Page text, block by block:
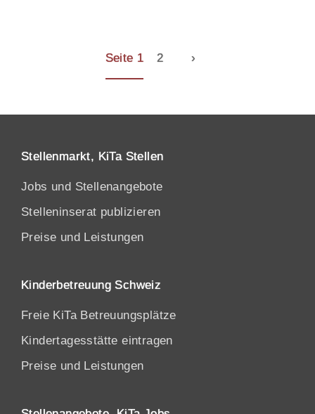
Seite 1 2 ›
Stellenmarkt, KiTa Stellen
Jobs und Stellenangebote
Stelleninserat publizieren
Preise und Leistungen
Kinderbetreuung Schweiz
Freie KiTa Betreuungsplätze
Kindertagesstätte eintragen
Preise und Leistungen